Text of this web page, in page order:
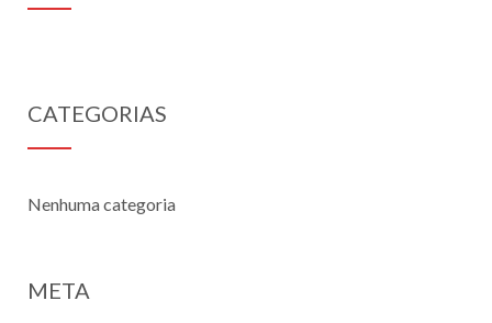
CATEGORIAS
Nenhuma categoria
META